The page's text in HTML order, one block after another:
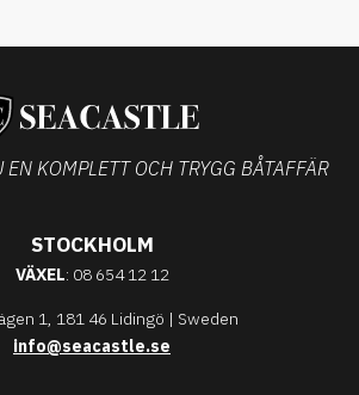
EN KOMPLETT OCH TRYGG BÅTAFFÄR
STOCKHOLM
VÄXEL: 08 654 12 12
1, 181 46 Lidingö | Sweden
info@seacastle.se